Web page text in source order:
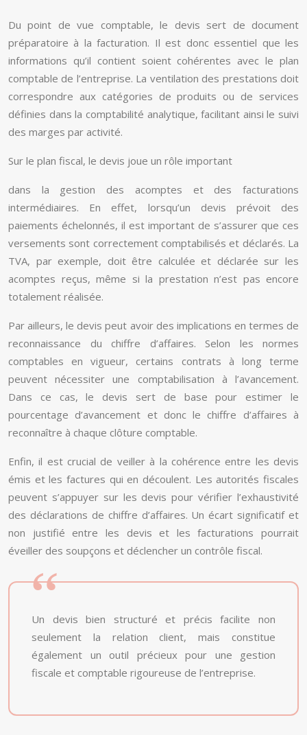
Du point de vue comptable, le devis sert de document
préparatoire à la facturation. Il est donc essentiel que les
informations qu’il contient soient cohérentes avec le plan
comptable de l’entreprise. La ventilation des prestations doit
correspondre aux catégories de produits ou de services
définies dans la comptabilité analytique, facilitant ainsi le suivi
des marges par activité.
Sur le plan fiscal, le devis joue un rôle important
dans la gestion des acomptes et des facturations
intermédiaires. En effet, lorsqu’un devis prévoit des
paiements échelonnés, il est important de s’assurer que ces
versements sont correctement comptabilisés et déclarés. La
TVA, par exemple, doit être calculée et déclarée sur les
acomptes reçus, même si la prestation n’est pas encore
totalement réalisée.
Par ailleurs, le devis peut avoir des implications en termes de
reconnaissance du chiffre d’affaires. Selon les normes
comptables en vigueur, certains contrats à long terme
peuvent nécessiter une comptabilisation à l’avancement.
Dans ce cas, le devis sert de base pour estimer le
pourcentage d’avancement et donc le chiffre d’affaires à
reconnaître à chaque clôture comptable.
Enfin, il est crucial de veiller à la cohérence entre les devis
émis et les factures qui en découlent. Les autorités fiscales
peuvent s’appuyer sur les devis pour vérifier l’exhaustivité
des déclarations de chiffre d’affaires. Un écart significatif et
non justifié entre les devis et les facturations pourrait
éveiller des soupçons et déclencher un contrôle fiscal.
Un devis bien structuré et précis facilite non
seulement la relation client, mais constitue
également un outil précieux pour une gestion
fiscale et comptable rigoureuse de l’entreprise.